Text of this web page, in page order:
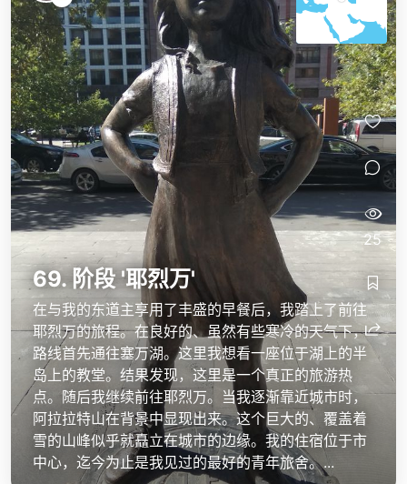
69. 阶段 '耶烈万'
在与我的东道主享用了丰盛的早餐后，我踏上了前往
耶烈万的旅程。在良好的、虽然有些寒冷的天气下，
路线首先通往塞万湖。这里我想看一座位于湖上的半
岛上的教堂。结果发现，这里是一个真正的旅游热
点。随后我继续前往耶烈万。当我逐渐靠近城市时，
阿拉拉特山在背景中显现出来。这个巨大的、覆盖着
雪的山峰似乎就矗立在城市的边缘。我的住宿位于市
中心，迄今为止是我见过的最好的青年旅舍。...
25